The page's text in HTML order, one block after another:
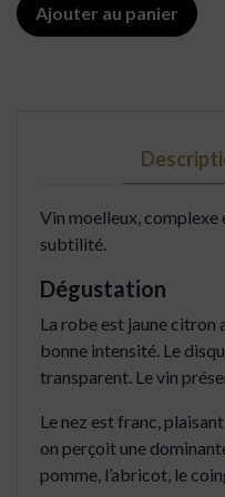
Ajouter au panier
Vin moelleux, complexe
subtilité.
Dégustation
La robe est jaune citron
bonne intensité. Le
transparent. Le vin
Le nez est franc,
on perçoit une
pomme, l’abricot, le